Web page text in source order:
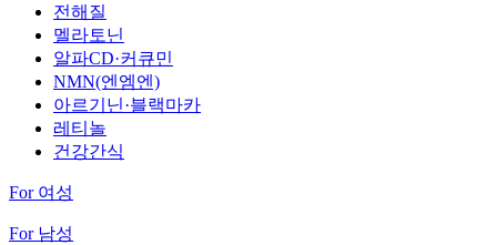
전해질
멜라토닌
알파CD·커큐민
NMN(엔엠엔)
아르기닌·블랙마카
레티놀
건강간식
For 여성
For 남성